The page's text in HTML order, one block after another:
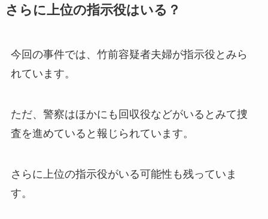
さらに上位の指示役はいる？
今回の事件では、竹前容疑者夫婦が指示役とみら
れています。
ただ、警察はほかにも回収役などがいるとみて捜
査を進めていると報じられています。
さらに上位の指示役がいる可能性も残っていま
す。